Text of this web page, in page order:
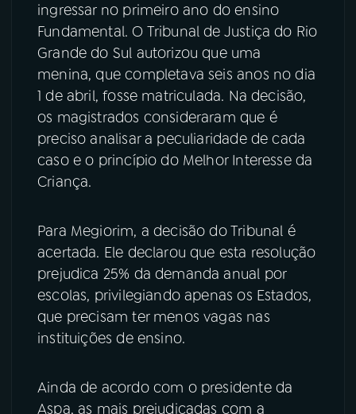
ingressar no primeiro ano do ensino
Fundamental. O Tribunal de Justiça do Rio
Grande do Sul autorizou que uma
menina, que completava seis anos no dia
1 de abril, fosse matriculada. Na decisão,
os magistrados consideraram que é
preciso analisar a peculiaridade de cada
caso e o princípio do Melhor Interesse da
Criança.
Para Megiorim, a decisão do Tribunal é
acertada. Ele declarou que esta resolução
prejudica 25% da demanda anual por
escolas, privilegiando apenas os Estados,
que precisam ter menos vagas nas
instituições de ensino.
Ainda de acordo com o presidente da
Aspa, as mais prejudicadas com a